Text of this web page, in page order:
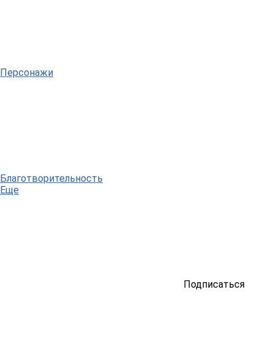
Персонажи
Благотворительность
Еще
Подписаться